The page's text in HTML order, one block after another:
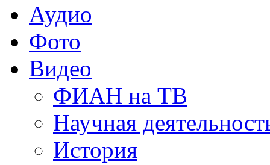
Аудио
Фото
Видео
ФИАН на ТВ
Научная
История